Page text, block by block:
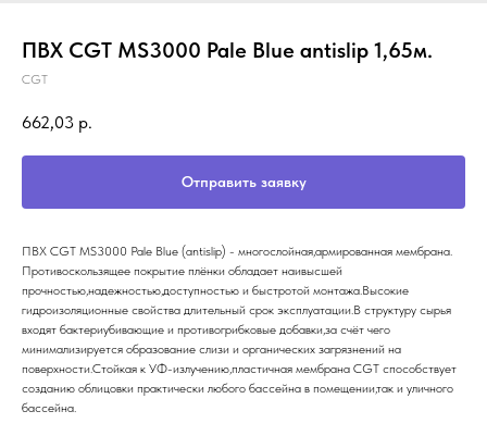
ПВХ CGT MS3000 Pale Blue antislip 1,65м.
CGT
662,03 р.
Отправить заявку
ПВХ CGT MS3000 Pale Blue (antislip) - многослойная,армированная мембрана.
Противоскользящее покрытие плёнки обладает наивысшей
прочностью,надежностью,доступностью и быстротой монтажа.Высокие
гидроизоляционные свойства длительный срок эксплуатации.В структуру сырья
входят бактериубивающие и противогрибковые добавки,за счёт чего
минимализируется образование слизи и органических загрязнений на
поверхности.Стойкая к УФ-излучению,пластичная мембрана CGT способствует
созданию облицовки практически любого бассейна в помещении,так и уличного
бассейна.